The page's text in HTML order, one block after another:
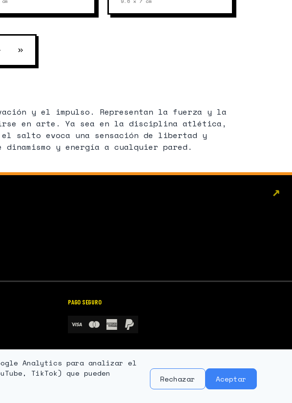
y el impulso. Representan la fuerza y la
en arte. Ya sea en la disciplina atlética,
salto evoca una sensación de libertad y
y energía a cualquier pared.
↗
PAGO SEGURO
Analytics para analizar el
TikTok) que pueden
Rechazar Aceptar